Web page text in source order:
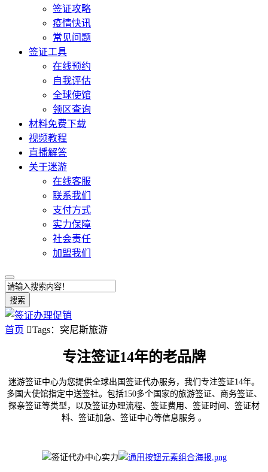
签证攻略
疫情快讯
常见问题
签证工具
在线预约
自我评估
全球使馆
领区查询
材料免费下载
视频教程
直播解答
关于迷游
在线客服
联系我们
支付方式
实力保障
社会责任
加盟我们
搜索
首页 Tags：突尼斯旅游
专注签证14年的老品牌
迷游签证中心为您提供全球出国签证代办服务，我们专注签证14年。
多国大使馆指定中送签社。包括150多个国家的旅游签证、商务签证、
探亲签证等类型，以及签证办理流程、签证费用、签证时间、签证材
料、签证加急、签证中心等信息服务 。